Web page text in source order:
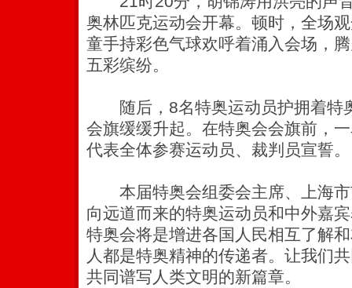
奥林匹克运动会开幕。顿时，全场
童手持彩色气球欢呼着涌入会场，
五彩缤纷。
随后，8名特奥运动员护拥着特
会旗缓缓升起。在特奥会会旗前，
代表全体参赛运动员、裁判员宣誓。
本届特奥会组委会主席、上海市
向远道而来的特奥运动员和中外嘉
特奥会将是增进各国人民相互了解
人都是特奥精神的传递者。让我们
共同谱写人类文明的新篇章。